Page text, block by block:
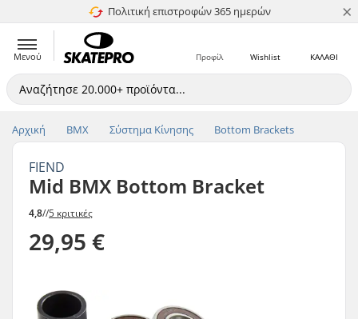
Πολιτική επιστροφών 365 ημερών
4.8 στα 5 ×
Μενού ΚΑΛΑΘΙ
Wishlist
Προφίλ
Αρχική BMX Σύστημα Κίνησης Bottom Brackets
FIEND
Mid BMX Bottom Bracket
4,8//5 κριτικές
29,95 €